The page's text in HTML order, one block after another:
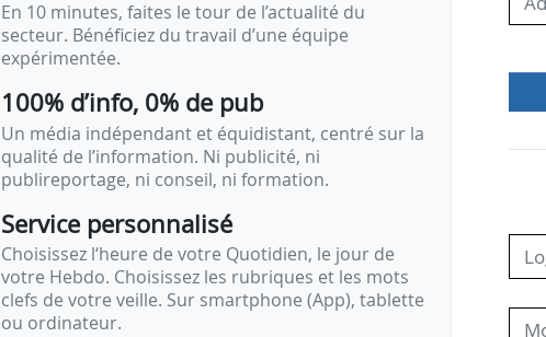
En 10 minutes, faites le tour de l’actualité du
secteur. Bénéficiez du travail d’une équipe
expérimentée.
100% d’info, 0% de pub
Un média indépendant et équidistant, centré sur la
qualité de l’information. Ni publicité, ni
publireportage, ni conseil, ni formation.
Service personnalisé
Choisissez l‘heure de votre Quotidien, le jour de
votre Hebdo. Choisissez les rubriques et les mots
clefs de votre veille. Sur smartphone (App), tablette
ou ordinateur.